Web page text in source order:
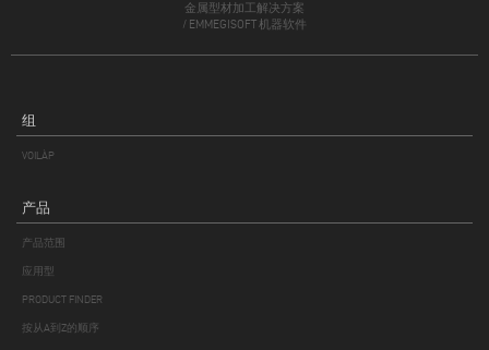
金属型材加工解决方案
/ EMMEGISOFT 机器软件
组
VOILÀP
产品
产品范围
应用型
PRODUCT FINDER
按从A到Z的顺序